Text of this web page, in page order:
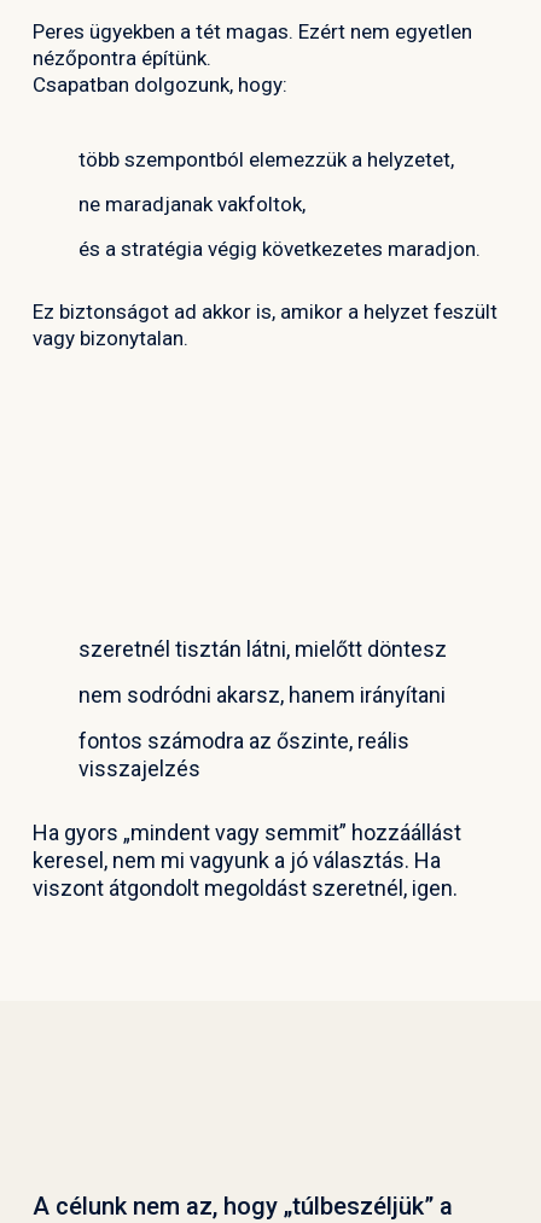
Peres ügyekben a tét magas. Ezért nem egyetlen
nézőpontra építünk.
Csapatban dolgozunk, hogy:
több szempontból elemezzük a helyzetet,
ne maradjanak vakfoltok,
és a stratégia végig következetes maradjon.
Ez biztonságot ad akkor is, amikor a helyzet feszült
vagy bizonytalan.
szeretnél tisztán látni, mielőtt döntesz
nem sodródni akarsz, hanem irányítani
fontos számodra az őszinte, reális
visszajelzés
Ha gyors „mindent vagy semmit” hozzáállást
keresel, nem mi vagyunk a jó választás. Ha
viszont átgondolt megoldást szeretnél, igen.
A célunk nem az, hogy „túlbeszéljük” a